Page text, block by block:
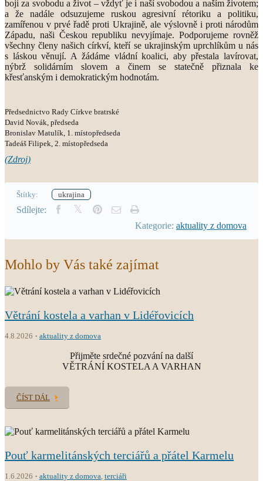
boji za svobodu a život – vždyť je i naší svobodou a naším životem;
a že nadále odsuzujeme ruskou agresivní rétoriku a politiku,
zamířenou v prvé řadě proti Ukrajině, ale výslovně i proti národům
Západu, naši Českou republiku nevyjímaje. Podporujeme rovněž
všechny členy našich církví, kteří se ukrajinským uprchlíkům u nás
s láskou věnují. A žádáme vládní koalici, aby přestala lavírovat,
nýbrž solidárním slovem a činem se statečně přiznala ke
křesťanským i demokratickým hodnotám.
Předsednictvo Rady Církve bratrské
David Novák, předseda
Bronislav Matulík, 1. místopředseda
Tadeáš Filipek, 2. místopředseda
(Zdroj)
Štítky: ukrajina
Sdílejte:
Kategorie: aktuality z domova
Mohlo by Vás také zajímat
Větrání kostela a varhan v Lidéřovicích
4.8.2026 aktuality z domova
Přijměte srdečné pozvání na další
VĚTRÁNÍ KOSTELA A VARHAN
ČÍST DÁL
Pouť karmelitánských terciářů a přátel Karmelu
1.6.2026 aktuality z domova terciáři